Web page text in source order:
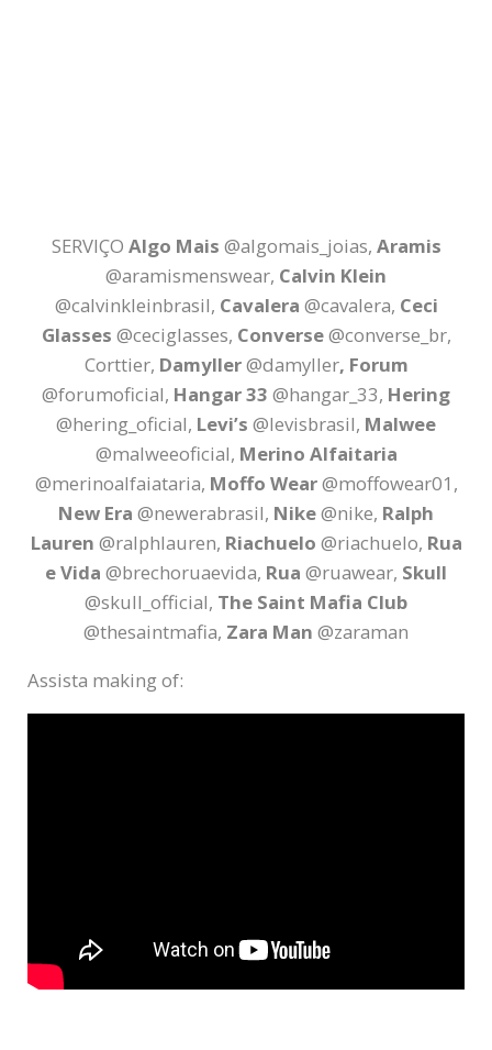
SERVIÇO Algo Mais @algomais_joias, Aramis
@aramismenswear, Calvin Klein
@calvinkleinbrasil, Cavalera @cavalera, Ceci
Glasses @ceciglasses, Converse@converse_br,
Corttier, Damyller@damyller, Forum
@forumoficial, Hangar 33 @hangar_33, Hering
@hering_oficial, Levi’s @levisbrasil, Malwee
@malweeoficial, Merino Alfaitaria
@merinoalfaiataria, Moffo Wear@moffowear01,
New Era @newerabrasil, Nike@nike, Ralph
Lauren @ralphlauren, Riachuelo @riachuelo, Rua
e Vida @brechoruaevida, Rua @ruawear, Skull
@skull_official, The Saint Mafia Club
@thesaintmafia, Zara Man @zaraman
Assista making of: